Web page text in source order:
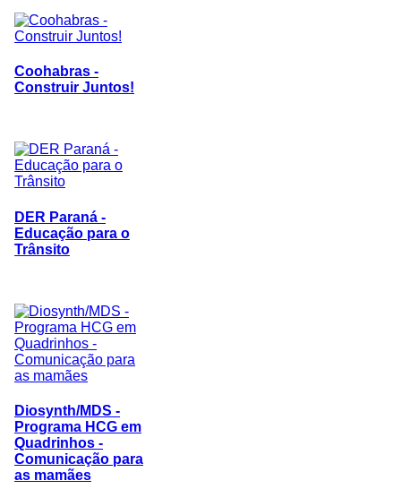
Coohabras -
Construir Juntos!
DER Paraná -
Educação para o
Trânsito
Diosynth/MDS -
Programa HCG em
Quadrinhos -
Comunicação para
as mamães